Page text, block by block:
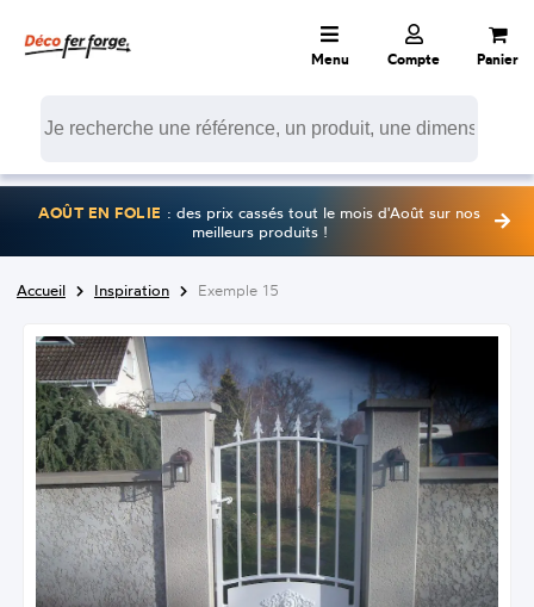
Menu Compte Panier
AOÛT EN FOLIE : des prix cassés tout le mois d'Août sur nos
meilleurs produits !
Accueil Inspiration Exemple 15